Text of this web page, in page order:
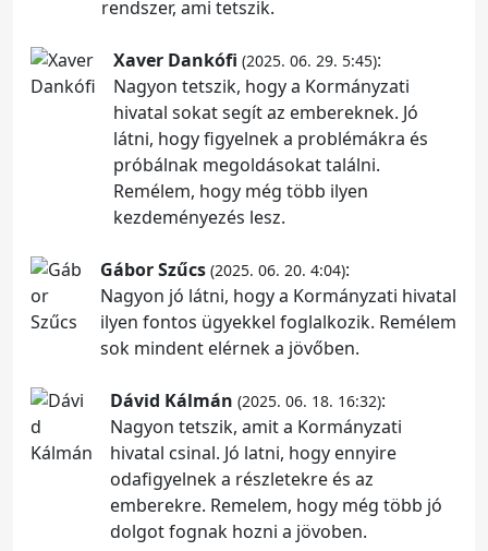
rendszer, ami tetszik.
Xaver Dankófi (2025. 06. 29. 5:45):
Nagyon tetszik, hogy a Kormányzati
hivatal sokat segít az embereknek. Jó
látni, hogy figyelnek a problémákra és
próbálnak megoldásokat találni.
Remélem, hogy még több ilyen
kezdeményezés lesz.
Gábor Szűcs (2025. 06. 20. 4:04):
Nagyon jó látni, hogy a Kormányzati hivatal
ilyen fontos ügyekkel foglalkozik. Remélem
sok mindent elérnek a jövőben.
Dávid Kálmán (2025. 06. 18. 16:32):
Nagyon tetszik, amit a Kormányzati
hivatal csinal. Jó latni, hogy ennyire
odafigyelnek a részletekre és az
emberekre. Remelem, hogy még több jó
dolgot fognak hozni a jövoben.